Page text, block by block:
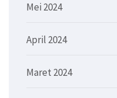
Mei 2024
April 2024
Maret 2024